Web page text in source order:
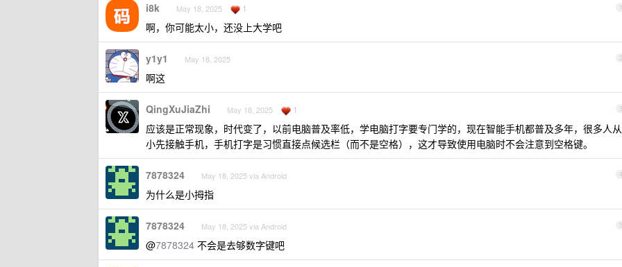
1
i8k May 18, 2025 1
啊，你可能太小，还没上大学吧
2
y1y1 May 18, 2025
啊这
3
QingXuJiaZhi May 18, 2025 1
应该是正常现象，时代变了，以前电脑普及率低，学电脑打字要专门学的，现在智能手机都普及多年，很多人从
小先接触手机，手机打字是习惯直接点候选栏（而不是空格），这才导致使用电脑时不会注意到空格键。
4
7878324 May 18, 2025 via Android
为什么是小拇指
5
7878324 May 18, 2025 via Android
@7878324 不会是去够数字键吧